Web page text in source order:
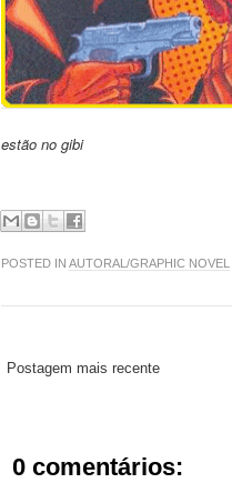
estão no gibi
POSTED IN AUTORAL/GRAPHIC NOVEL
Postagem mais recente
0 comentários: